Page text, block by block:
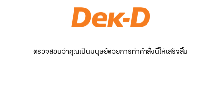
ตรวจสอบว่าคุณเป็นมนุษย์ด้วยการทำคำสั่งนี้ให้เสร็จสิ้น